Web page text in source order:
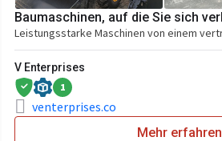
Baumaschinen, auf die Sie sich
Leistungsstarke Maschinen von einem
V Enterprises
1
venterprises.co
Mehr erfahren